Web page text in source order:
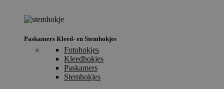
Paskamers Kleed- en Stemhokjes
Fotohokjes
Kleedhokjes
Paskamers
Stemhokjes